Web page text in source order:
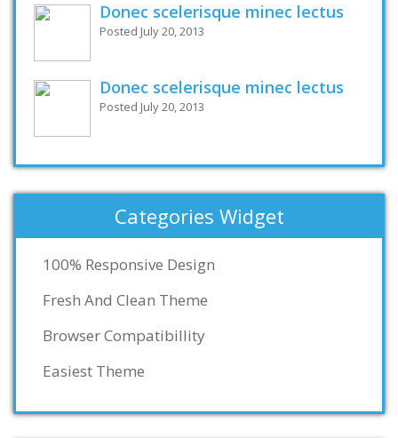
Donec scelerisque minec lectus
Posted July 20, 2013
Donec scelerisque minec lectus
Posted July 20, 2013
Categories Widget
100% Responsive Design
Fresh And Clean Theme
Browser Compatibillity
Easiest Theme